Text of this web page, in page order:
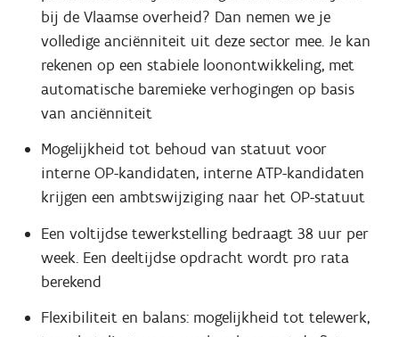
bij de Vlaamse overheid? Dan nemen we je
volledige anciënniteit uit deze sector mee. Je kan
rekenen op een stabiele loonontwikkeling, met
automatische baremieke verhogingen op basis
van anciënniteit
Mogelijkheid tot behoud van statuut voor
interne OP-kandidaten, interne ATP-kandidaten
krijgen een ambtswijziging naar het OP-statuut
Een voltijdse tewerkstelling bedraagt 38 uur per
week. Een deeltijdse opdracht wordt pro rata
berekend
Flexibiliteit en balans: mogelijkheid tot telewerk,